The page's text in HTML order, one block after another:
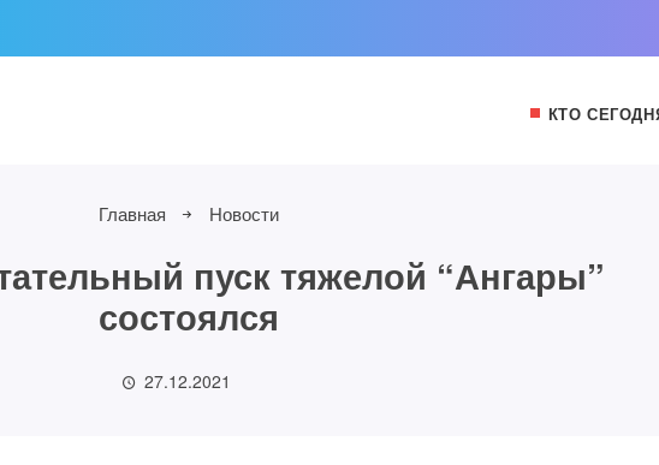
КТО
Главная Новости
пуск тяжелой “Ангары”
состоялся
27.12.2021